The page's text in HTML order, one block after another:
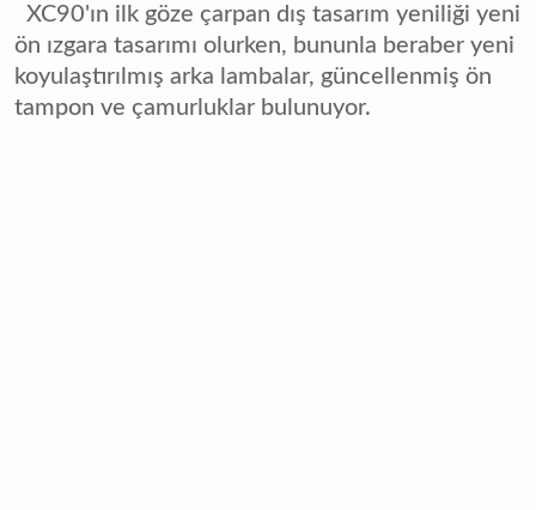
XC90'ın ilk göze çarpan dış tasarım yeniliği yeni
ön ızgara tasarımı olurken, bununla beraber yeni
koyulaştırılmış arka lambalar, güncellenmiş ön
tampon ve çamurluklar bulunuyor.